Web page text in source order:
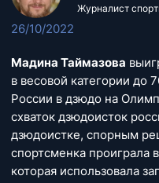
Журналист
26/10/2022
Мадина Таймазова
в весовой категории до
России в дзюдо на
схваток дзюдоисток
дзюдоистке, спорным
спортсменка проиграла
которая использовала